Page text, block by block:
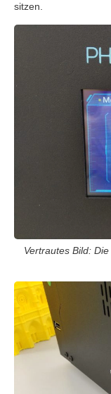
sitzen.
Vertrautes Bild: